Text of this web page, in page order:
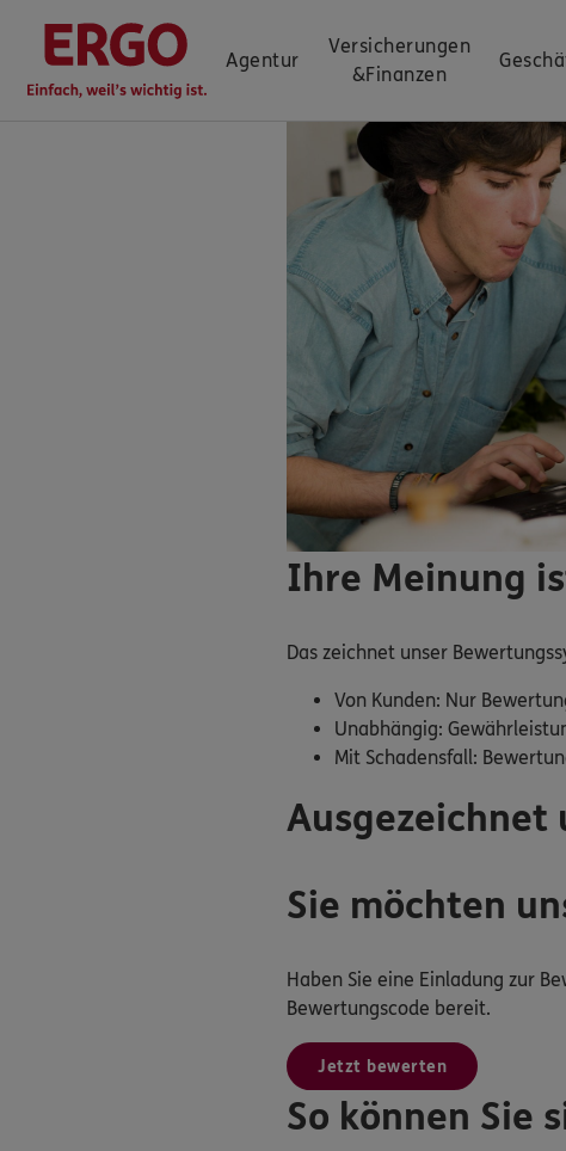
Agentur
Versicherungen
&Finanzen
Ihre Meinung
Das zeichnet unser
Von Kunden: Nur
Unabhängig:
Mit Schadensfall:
Sie möchten
Haben Sie eine Einladung zur
Bewertungscode bereit.
Jetzt bewerten
So können Sie